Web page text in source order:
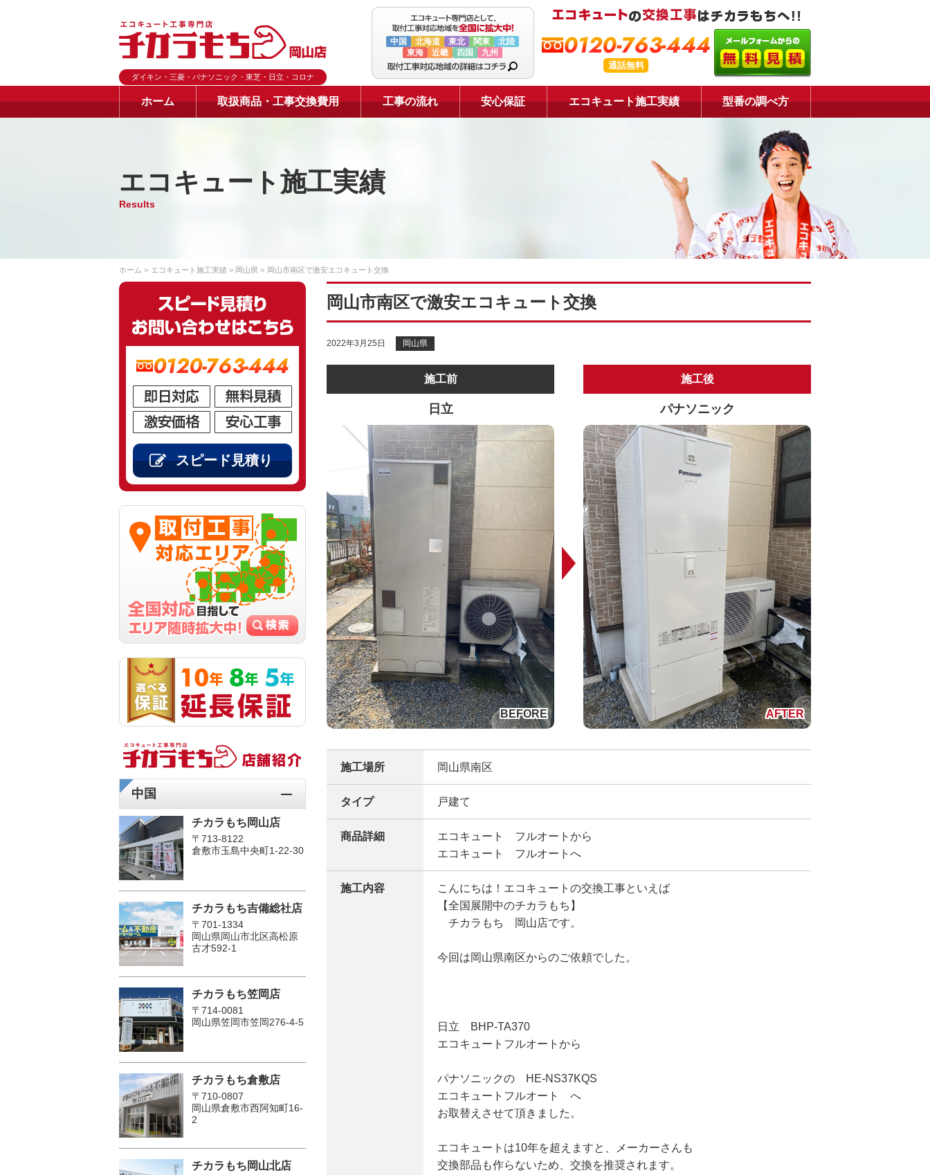
ダイキン・三菱・パナソニック・東芝・日立・コロナ
中国 北海道 東北 関東
北陸
東海
近畿 四国 九州 0120-763-444
通話無料
ホーム 取扱商品・工事交換費用 工事の流れ 安心保証 エコキュート施工実績 型番の調べ方
エコキュート施工実績
Results
ホーム エコキュート施工実績 岡山県 岡山市南区で激安エコキュート交換
岡山市南区で激安エコキュート交換
2022年3月25日 岡山県
施工前
日立
施工後
パナソニック
施工場所 岡山県南区
タイプ 戸建て
商品詳細
エコキュート フルオートから
エコキュート フルオートへ
施工内容
こんにちは！エコキュートの交換工事といえば
【全国展開中のチカラもち】
チカラもち 岡山店です。
今回は岡山県南区からのご依頼でした。
日立 BHP-TA370
エコキュートフルオートから
パナソニックの HE-NS37KQS
エコキュートフルオート へ
お取替えさせて頂きました。
エコキュートは10年を超えますと、メーカーさんも
交換部品も作らないため、交換を推奨されます。
0120-763-444
スピード見積り
中国
チカラもち岡山店
〒713-8122
倉敷市玉島中央町1-22-30
チカラもち吉備総社店
〒701-1334
岡山県岡山市北区高松原
古才592-1
チカラもち笠岡店
〒714-0081
岡山県笠岡市笠岡276-4-5
チカラもち倉敷店
〒710-0807
岡山県倉敷市西阿知町16-
2
チカラもち岡山北店